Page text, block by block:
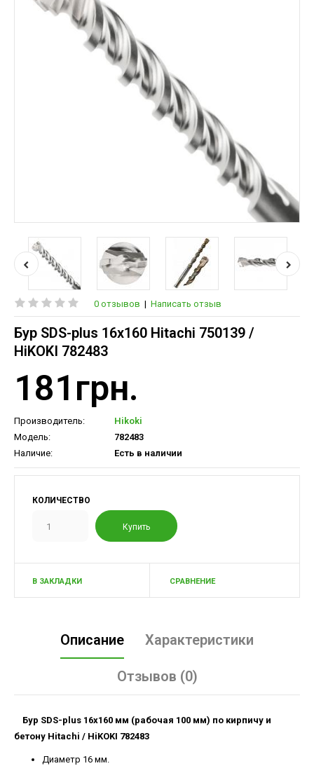
0 отзывов | Написать отзыв
Бур SDS-plus 16х160 Hitachi 750139 /
HiKOKI 782483
181грн.
Производитель:
Hikoki
Модель:
782483
Наличие:
Есть в наличии
КОЛИЧЕСТВО
В ЗАКЛАДКИ СРАВНЕНИЕ
Описание Характеристики
Отзывов (0)
Бур SDS-plus 16х160 мм (рабочая 100 мм) по кирпичу и
бетону Hitachi / HiKOKI 782483
Диаметр 16 мм.